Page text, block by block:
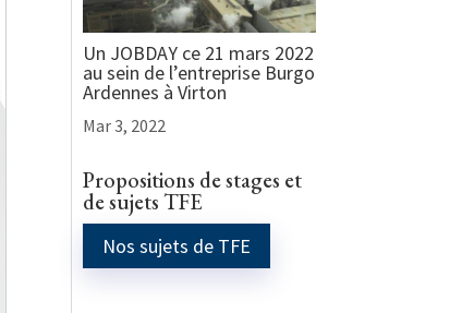
Un JOBDAY ce 21 mars 2022
au sein de l’entreprise Burgo
Ardennes à Virton
Mar 3, 2022
Propositions de stages et
de sujets TFE
Nos sujets de TFE